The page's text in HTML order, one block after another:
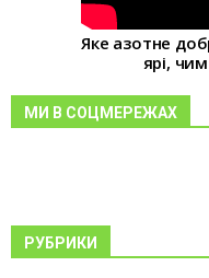
Яке азотне
ярі,
МИ В СОЦМЕРЕЖАХ
РУБРИКИ